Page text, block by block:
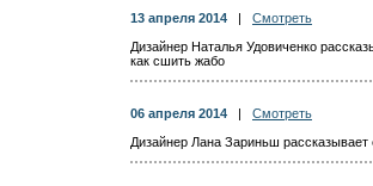
13 апреля 2014
Смотреть
Дизайнер Наталья Удовиченко
как сшить жабо
06 апреля 2014
Смотреть
Дизайнер Лана Зариньш рассказывает